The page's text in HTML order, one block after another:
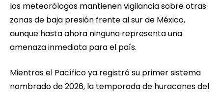
los meteorólogos mantienen vigilancia sobre otras
zonas de baja presión frente al sur de México,
aunque hasta ahora ninguna representa una
amenaza inmediata para el país.
Mientras el Pacífico ya registró su primer sistema
nombrado de 2026, la temporada de huracanes del